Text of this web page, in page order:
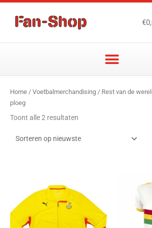
Ga
€
Home / Voetbalmerchandising / Rest van de
ploeg
Toont alle 2 resultaten
Gesorteerd
op
heeft
meerdere
variaties.